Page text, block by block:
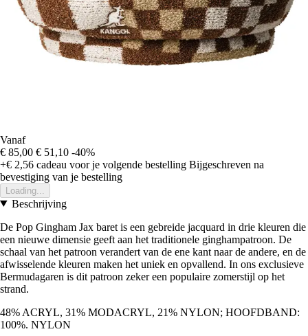
Vanaf
€ 85,00 € 51,10 -40%
+€ 2,56 cadeau voor je volgende bestelling Bijgeschreven na
bevestiging van je bestelling
Loading...
Beschrijving
De Pop Gingham Jax baret is een gebreide jacquard in drie kleuren die
een nieuwe dimensie geeft aan het traditionele ginghampatroon. De
schaal van het patroon verandert van de ene kant naar de andere, en de
afwisselende kleuren maken het uniek en opvallend. In ons exclusieve
Bermudagaren is dit patroon zeker een populaire zomerstijl op het
strand.
48% ACRYL, 31% MODACRYL, 21% NYLON; HOOFDBAND:
100%. NYLON